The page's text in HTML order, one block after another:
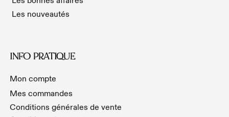
Les nouveautés
INFO PRATIQUE
Mon compte
Mes commandes
Conditions générales de vente